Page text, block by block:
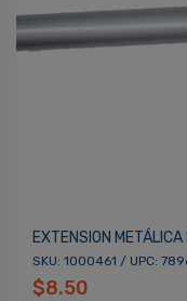
EXTENSION
SKU: 1000461 / UPC:
$8.50